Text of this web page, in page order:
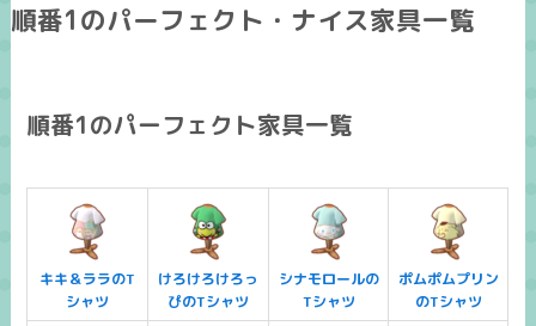
順番1のパーフェクト・ナイス家具一覧
順番1のパーフェクト家具一覧
キキ＆ララのT
シャツ
けろけろけろっ
ぴのTシャツ
シナモロールの
Tシャツ
ポムポムプリン
のTシャツ